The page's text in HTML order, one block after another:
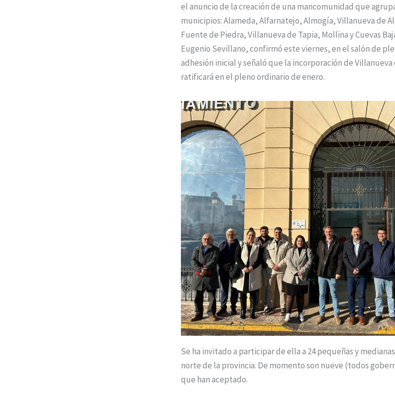
el anuncio de la creación de una mancomunidad que
municipios: Alameda, Alfarnatejo, Almogía, Villanueva de
Fuente de Piedra, Villanueva de Tapia, Mollina y Cuevas
Eugenio Sevillano, confirmó este viernes, en el salón de
adhesión inicial y señaló que la incorporación de Villanueva
ratificará en el pleno ordinario de enero.
Se ha invitado a participar de ella a 24 pequeñas y
norte de la provincia. De momento son nueve (todos
que han aceptado.